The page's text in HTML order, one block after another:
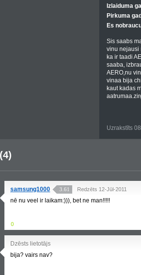
Izlaiduma
Pirkuma
Es
Sis saabs
vinu nejausi
ka ir taadi
saaba,
AERO,nu
vinaa bija
kaut kadas
Uzrakstīts
samsung1000 3.61 Redzēts 12-Jūl-2011
nē nu veel ir laikam:))), bet ne man!!!!!
0
Dzēsts lietotājs
bija? vairs nav?